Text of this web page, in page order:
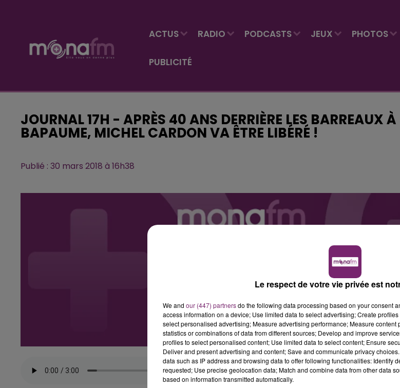
ACTUS RADIO PODCASTS JEUX PHOTOS
PUBLICITÉ
JOURNAL 17H - APRÈS 40 ANS DERRIÈRE LES BARREAUX À
BAPAUME, MICHEL CARDON VA ÊTRE LIBÉRÉ !
Publié : 30 mars 2018 à 16h38
Le respect de votre vie privée est
We and our (447) partnersdo the following data processing based on your consent
access information on a device; Use limited data to select advertising; Create
select personalised advertising; Measure advertising performance; Measure
statistics or combinations of data from different sources; Develop and improve
profiles to select personalised content; Use limited data to select content; Ensure
Deliver and present advertising and content; Save and communicate privacy
data such as IP address and browsing data to offer following functionalities: Identify
requested; Use precise geolocation data; Match and combine data from other data
based on information transmitted automatically.